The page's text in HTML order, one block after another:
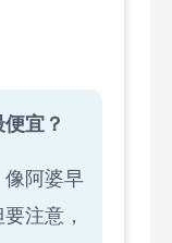
宜？
像阿婆早
注意，